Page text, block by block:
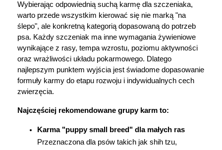
Wybierając odpowiednią suchą karmę dla szczeniaka,
warto przede wszystkim kierować się nie marką "na
ślepo", ale konkretną kategorią dopasowaną do potrzeb
psa. Każdy szczeniak ma inne wymagania żywieniowe
wynikające z rasy, tempa wzrostu, poziomu aktywności
oraz wrażliwości układu pokarmowego. Dlatego
najlepszym punktem wyjścia jest świadome dopasowanie
formuły karmy do etapu rozwoju i indywidualnych cech
zwierzęcia.
Najczęściej rekomendowane grupy karm to:
Karma "puppy small breed" dla małych ras
Przeznaczona dla psów takich jak shih tzu,